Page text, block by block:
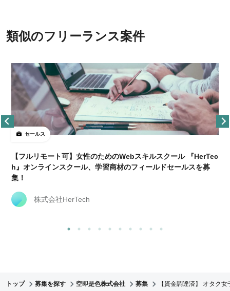
類似のフリーランス案件
セールス
【フルリモート可】女性のためのWebスキルスクール 『HerTec
h』オンラインスクール、学習商材のフィールドセールスを募
集！
株式会社HerTech
トップ 募集を探す 空即是色株式会社 募集 【資金調達済】 オタク